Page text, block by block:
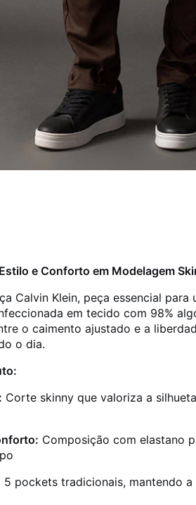
e Conforto em Modelagem
Calvin Klein, peça essencial para
em tecido com 98%
o caimento ajustado e a
o dia.
Corte skinny que valoriza a
Composição com elastano
5 pockets tradicionais, mantendo